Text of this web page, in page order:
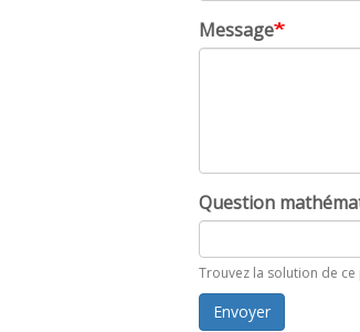
Message
Question
Trouvez la solution de
Envoyer